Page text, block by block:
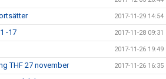
2017-11-29 14:54
-17 2017-11-28 09:31
2017-11-26 19:49
THF 27 november 2017-11-26 16:35